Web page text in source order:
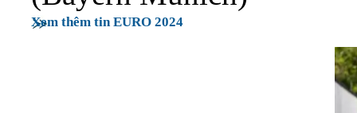
Xem thêm tin EURO 2024